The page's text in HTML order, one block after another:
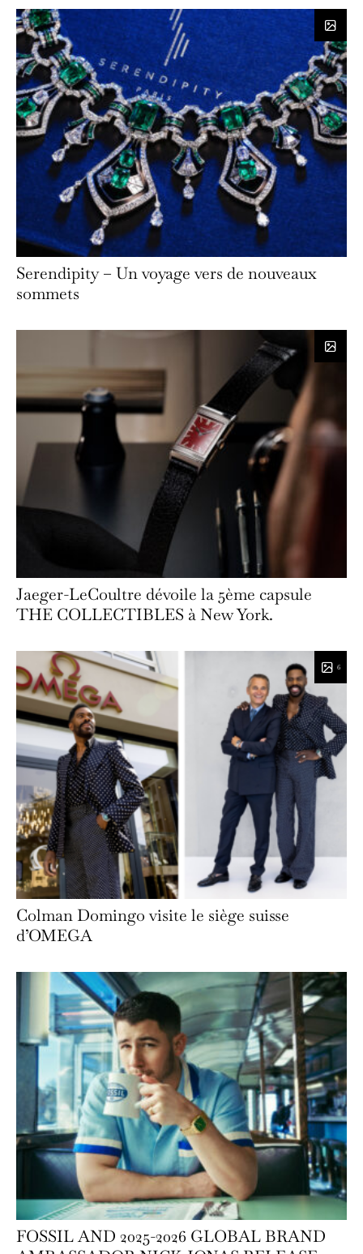
Serendipity – Un voyage vers de nouveaux
sommets
Jaeger-LeCoultre dévoile la 5ème capsule
THE COLLECTIBLES à New York.
6
Colman Domingo visite le siège suisse
d’OMEGA
FOSSIL AND 2025-2026 GLOBAL BRAND